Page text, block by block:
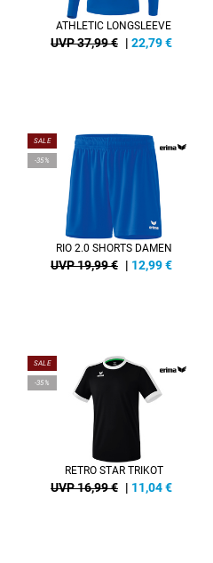
ATHLETIC LONGSLEEVE
UVP 37,99 € | 22,79€
SALE
-35%
RIO 2.0 SHORTS DAMEN
UVP 19,99 € | 12,99€
SALE
-35%
RETRO STAR TRIKOT
UVP 16,99 € | 11,04€